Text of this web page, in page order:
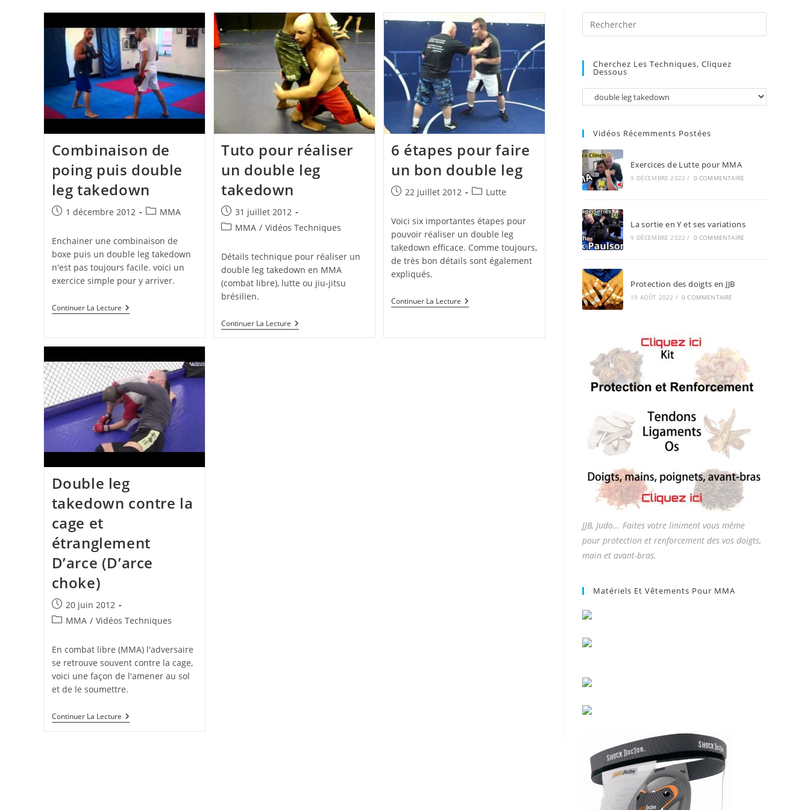
Combinaison de
poing puis double
leg takedown
Publication
1 décembre 2012
PostMMA
Enchainer une combinaison de
boxe puis un double leg takedown
n'est pas toujours facile. voici un
exercice simple pour y arriver.
Continuer La LectureCombinaison
De
Double
Takedown
Tuto pour réaliser
un double leg
takedown
Publication
publiée :
31 juillet 2012
PostMMA / Vidéos Techniques
Détails technique pour réaliser un
double leg takedown en MMA
(combat libre), lutte ou jiu-jitsu
brésilien.
Continuer La Lecture Tuto
Pour
6 étapes pour faire
un bon double leg
Publication
22 juillet 2012
PostLutte
Voici six importantes étapes pour
pouvoir réaliser un double leg
takedown efficace. Comme toujours,
de très bon détails sont également
expliqués.
Continuer La Lecture 6
Étapes
Double leg
takedown contre la
cage et
étranglement
D’arce (D’arce
choke)
Publication
publiée :
20 juin 2012
PostMMA / Vidéos Techniques
En combat libre (MMA) l'adversaire
se retrouve souvent contre la cage,
voici une façon de l'amener au sol
et de le soumettre.
Continuer La LectureDouble
Leg
Escape
panel.
Cherchez Les Techniques, Cliquez
Dessous
Vidéos Récemments Postées
Exercices de Lutte pour MMA
9 DÉCEMBRE 2022 / 0 COMMENTAIRE
La sortie en Y et ses variations
9 DÉCEMBRE 2022 / 0 COMMENTAIRE
Protection des doigts en JJB
19 AOÛT 2022 / 0 COMMENTAIRE
JJB, Judo... Faites votre liniment vous même
pour protection et renforcement des vos doigts,
main et avant-bras.
Matériels Et Vêtements Pour MMA